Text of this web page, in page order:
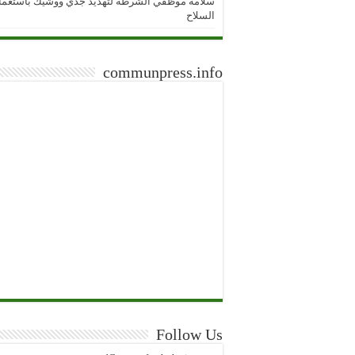
السلاح
communpress.info
Follow Us